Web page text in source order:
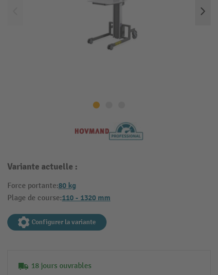
Variante actuelle :
Force portante:80 kg
Plage de course:110 - 1320 mm
Configurer la variante
18 jours ouvrables